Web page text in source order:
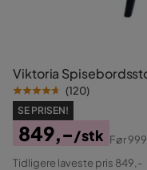
Viktoria
(120)
SE PRISEN!
Pris
849,-/stk
Original
Før
Tidligere laveste pris 849,-